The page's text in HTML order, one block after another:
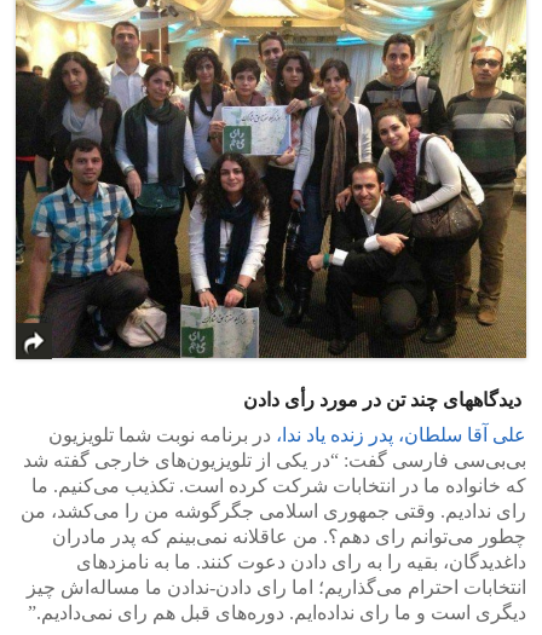
دیدگاههای چند تن در مورد رأی دادن
علی آقا سلطان، پدر زنده یاد ندا، در برنامه نوبت شما تلویزیون
بی‌بی‌سی فارسی گفت: “در یکی از تلویزیون‌های خارجی گفته شد
که خانواده ما در انتخابات شرکت کرده‌ است. تکذیب می‌کنیم. ما
رای ندادیم. وقتی جمهوری اسلامی جگرگوشه من را می‌کشد، من
چطور می‌توانم رای دهم؟. من عاقلانه نمی‌بینم که پدر مادران
داغدیدگان، بقیه را به رای دادن دعوت کنند. ما به نامزدهای
انتخابات احترام می‌گذاریم؛ اما رای دادن-ندادن ما مساله‌اش چیز
دیگری است و ما رای نداده‌ایم. دوره‌های قبل هم رای نمی‌دادیم.”